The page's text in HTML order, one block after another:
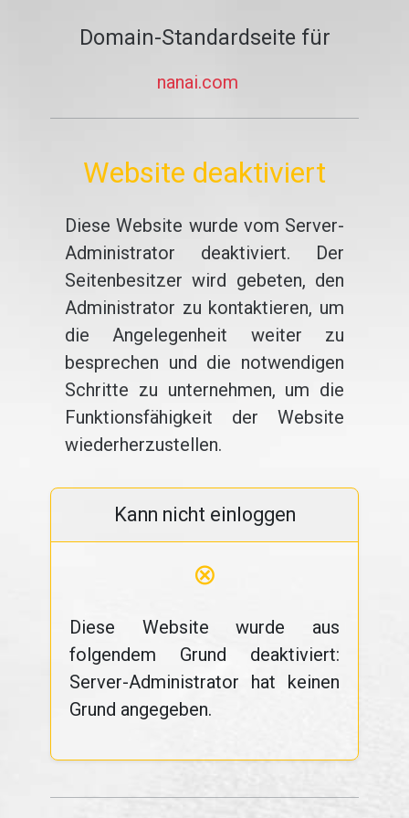
Domain-Standardseite für
nanai.com
Website deaktiviert
Diese Website wurde vom Server-
Administrator deaktiviert. Der
Seitenbesitzer wird gebeten, den
Administrator zu kontaktieren, um
die Angelegenheit weiter zu
besprechen und die notwendigen
Schritte zu unternehmen, um die
Funktionsfähigkeit der Website
wiederherzustellen.
Kann nicht einloggen
⊗
Diese Website wurde aus
folgendem Grund deaktiviert:
Server-Administrator hat keinen
Grund angegeben.